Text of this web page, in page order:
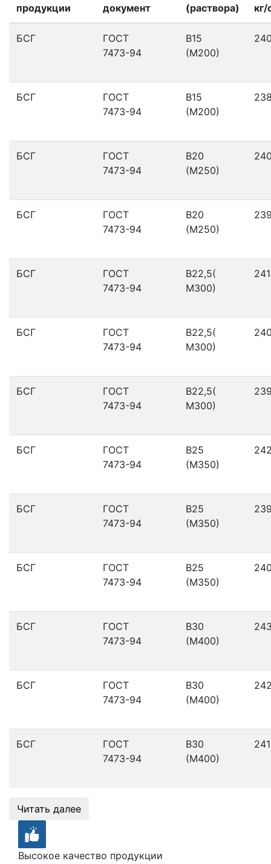
продукции
документ
(раствора)
кг/
БСГ
ГОСТ
7473-94
В15
(М200)
БСГ
ГОСТ
7473-94
В15
(М200)
БСГ
ГОСТ
7473-94
В20
(М250)
БСГ
ГОСТ
7473-94
В20
(М250)
БСГ
ГОСТ
7473-94
В22,5(
М300)
БСГ
ГОСТ
7473-94
В22,5(
М300)
БСГ
ГОСТ
7473-94
В22,5(
М300)
БСГ
ГОСТ
7473-94
В25
(М350)
БСГ
ГОСТ
7473-94
В25
(М350)
БСГ
ГОСТ
7473-94
В25
(М350)
БСГ
ГОСТ
7473-94
В30
(М400)
БСГ
ГОСТ
7473-94
В30
(М400)
БСГ
ГОСТ
7473-94
В30
(М400)
Читать далее
Высокое качество продукции